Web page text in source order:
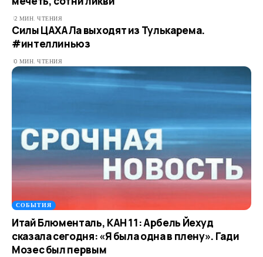
2 МИН. ЧТЕНИЯ
Силы ЦАХАЛа выходят из Тулькарема.
#интеллиньюз
0 МИН. ЧТЕНИЯ
СОБЫТИЯ
Итай Блюменталь, КАН 11: Арбель Йехуд
сказала сегодня: «Я была одна в плену». Гади
Мозес был первым